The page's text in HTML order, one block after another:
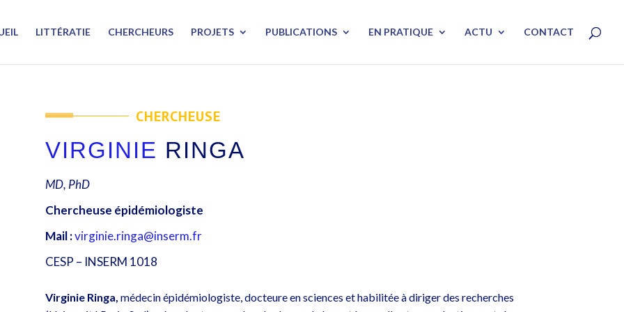
LITTÉRATIE CHERCHEURS PROJETS PUBLICATIONS EN PRATIQUE ACTU CONTACT
CHERCHEUSE
VIRGINIE RINGA
MD, PhD
Chercheuse épidémiologiste
Mail :virginie.ringa@inserm.fr
CESP – INSERM 1018
Virginie Ringa, médecin épidémiologiste, docteure en sciences et habilitée à diriger des recherches